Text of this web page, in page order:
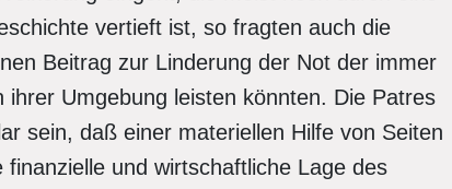
vertieft ist, so fragten auch die
Beitrag zur Linderung der Not der immer
Umgebung leisten könnten. Die Patres
sein, daß einer materiellen Hilfe von Seiten
und wirtschaftliche Lage des